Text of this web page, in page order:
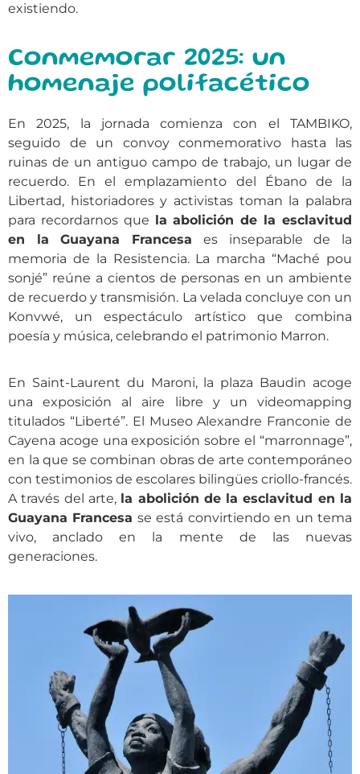
existiendo.
Conmemorar 2025: un
homenaje polifacético
En 2025, la jornada comienza con el TAMBIKO,
seguido de un convoy conmemorativo hasta las
ruinas de un antiguo campo de trabajo, un lugar de
recuerdo. En el emplazamiento del Ébano de la
Libertad, historiadores y activistas toman la palabra
para recordarnos que la abolición de la esclavitud
en la Guayana Francesa es inseparable de la
memoria de la Resistencia. La marcha “Maché pou
sonjé” reúne a cientos de personas en un ambiente
de recuerdo y transmisión. La velada concluye con un
Konvwé, un espectáculo artístico que combina
poesía y música, celebrando el patrimonio Marron.
En Saint-Laurent du Maroni, la plaza Baudin acoge
una exposición al aire libre y un videomapping
titulados “Liberté”. El Museo Alexandre Franconie de
Cayena acoge una exposición sobre el “marronnage”,
en la que se combinan obras de arte contemporáneo
con testimonios de escolares bilingües criollo-francés.
A través del arte, la abolición de la esclavitud en la
Guayana Francesa se está convirtiendo en un tema
vivo, anclado en la mente de las nuevas
generaciones.